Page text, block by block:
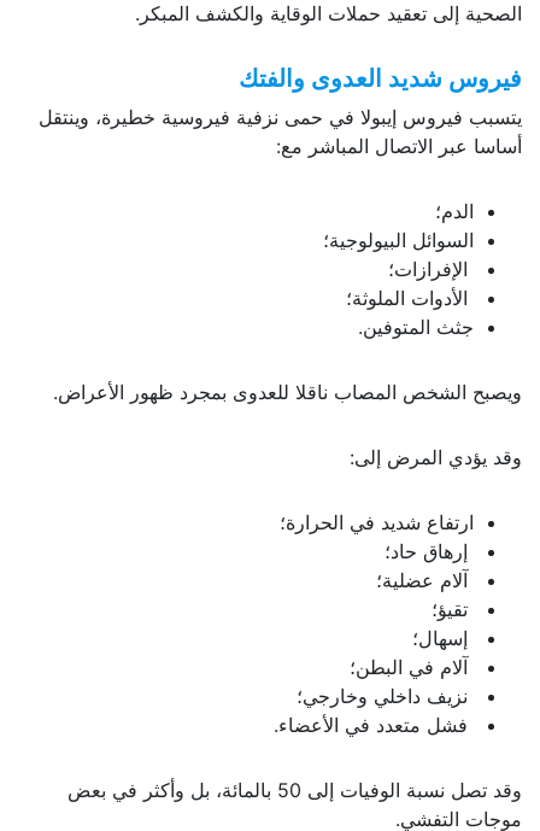
الصحية إلى تعقيد حملات الوقاية والكشف المبكر.
فيروس شديد العدوى والفتك
يتسبب فيروس إيبولا في حمى نزفية فيروسية خطيرة، وينتقل
أساسا عبر الاتصال المباشر مع:
الدم؛
السوائل البيولوجية؛
الإفرازات؛
الأدوات الملوثة؛
جثث المتوفين.
ويصبح الشخص المصاب ناقلا للعدوى بمجرد ظهور الأعراض.
وقد يؤدي المرض إلى:
ارتفاع شديد في الحرارة؛
إرهاق حاد؛
آلام عضلية؛
تقيؤ؛
إسهال؛
آلام في البطن؛
نزيف داخلي وخارجي؛
فشل متعدد في الأعضاء.
وقد تصل نسبة الوفيات إلى 50 بالمائة، بل وأكثر في بعض
موجات التفشي.